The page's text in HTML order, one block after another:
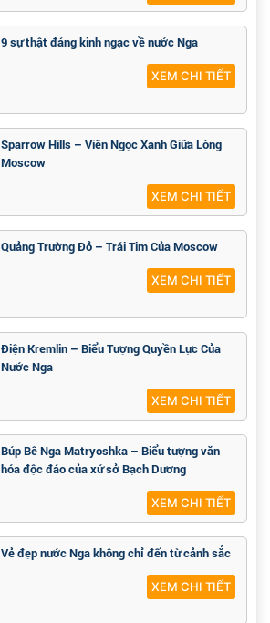
9 sự thật đáng kinh ngạc về nước Nga
XEM CHI TIẾT
Sparrow Hills – Viên Ngọc Xanh Giữa Lòng
Moscow
XEM CHI TIẾT
Quảng Trường Đỏ – Trái Tim Của Moscow
XEM CHI TIẾT
Điện Kremlin – Biểu Tượng Quyền Lực Của
Nước Nga
XEM CHI TIẾT
Búp Bê Nga Matryoshka – Biểu tượng văn
hóa độc đáo của xứ sở Bạch Dương
XEM CHI TIẾT
Vẻ đẹp nước Nga không chỉ đến từ cảnh sắc
XEM CHI TIẾT